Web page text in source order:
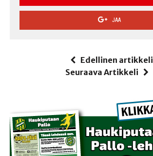
JAA
Edellinen artikkeli
Seuraava Artikkeli